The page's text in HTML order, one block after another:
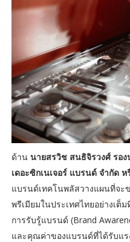
ด้าน นายสรวิช สนธิจิรวงศ์ รอ
เดอะซิกเนเจอร์ แบรนด์ จำกัด ห
แบรนด์เทคโนพลัสวางแผนที่จะ
พรีเมียมในประเทศไทยอย่างเ
การรับรู้แบรนด์ (Brand
และคุณค่าของแบรนด์ที่ได้รับแ